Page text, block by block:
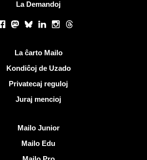
La Demandoj
Facebook
Mastodon
BlueskyLinkedInInstagram
Threads
La ĉarto Mailo
Kondiĉoj de Uzado
Privatecaj reguloj
Juraj mencioj
Mailo Junior
Mailo Edu